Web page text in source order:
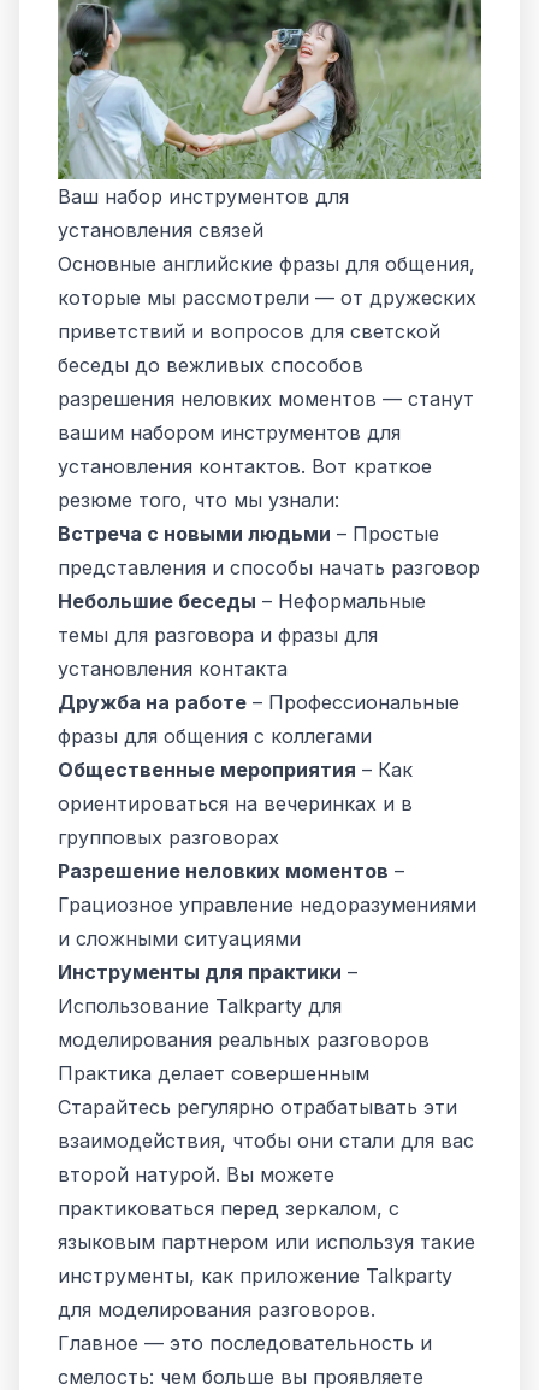
Ваш набор инструментов для
установления связей
Основные английские фразы для общения,
которые мы рассмотрели — от дружеских
приветствий и вопросов для светской
беседы до вежливых способов
разрешения неловких моментов — станут
вашим набором инструментов для
установления контактов. Вот краткое
резюме того, что мы узнали:
Встреча с новыми людьми – Простые
представления и способы начать разговор
Небольшие беседы – Неформальные
темы для разговора и фразы для
установления контакта
Дружба на работе – Профессиональные
фразы для общения с коллегами
Общественные мероприятия – Как
ориентироваться на вечеринках и в
групповых разговорах
Разрешение неловких моментов –
Грациозное управление недоразумениями
и сложными ситуациями
Инструменты для практики –
Использование Talkparty для
моделирования реальных разговоров
Практика делает совершенным
Старайтесь регулярно отрабатывать эти
взаимодействия, чтобы они стали для вас
второй натурой. Вы можете
практиковаться перед зеркалом, с
языковым партнером или используя такие
инструменты, как приложение Talkparty
для моделирования разговоров.
Главное — это последовательность и
смелость: чем больше вы проявляете